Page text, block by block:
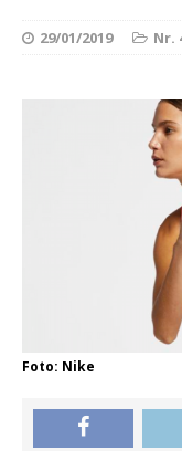
29/01/2019 Nr.
Foto: Nike